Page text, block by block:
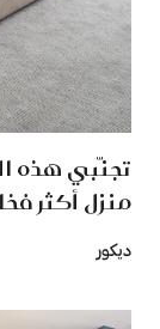
تجنّبي هذه
منزل أكثر
ديكور